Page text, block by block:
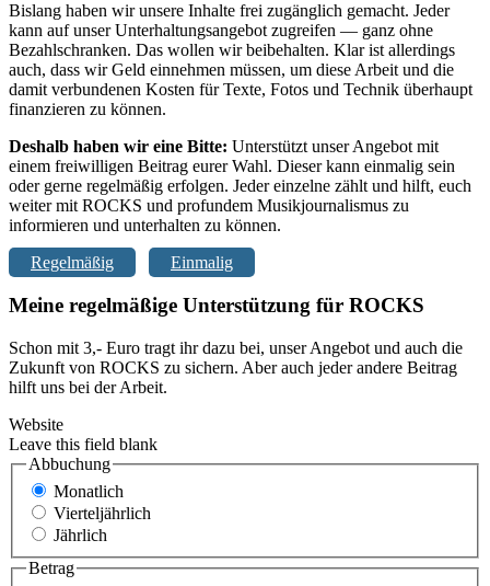
Bislang haben wir unsere Inhalte frei zugänglich gemacht. Jeder
kann auf unser Unterhaltungsangebot zugreifen — ganz ohne
Bezahlschranken. Das wollen wir beibehalten. Klar ist allerdings
auch, dass wir Geld einnehmen müssen, um diese Arbeit und die
damit verbundenen Kosten für Texte, Fotos und Technik überhaupt
finanzieren zu können.
Deshalb haben wir eine Bitte: Unterstützt unser Angebot mit
einem freiwilligen Beitrag eurer Wahl. Dieser kann einmalig sein
oder gerne regelmäßig erfolgen. Jeder einzelne zählt und hilft, euch
weiter mit ROCKS und profundem Musikjournalismus zu
informieren und unterhalten zu können.
Regelmäßig
Einmalig
Meine regelmäßige Unterstützung für ROCKS
Schon mit 3,- Euro tragt ihr dazu bei, unser Angebot und auch die
Zukunft von ROCKS zu sichern. Aber auch jeder andere Beitrag
hilft uns bei der Arbeit.
Website
Leave this field blank
Abbuchung
Monatlich
Vierteljährlich
Jährlich
Betrag